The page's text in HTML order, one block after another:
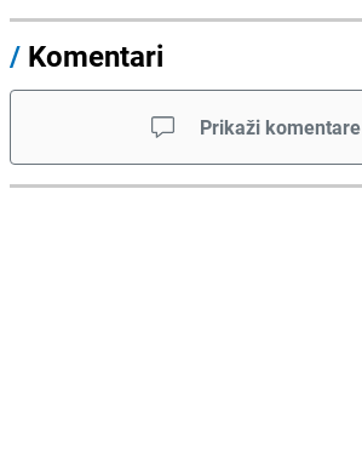
/ Komentari
Prikaži komentare